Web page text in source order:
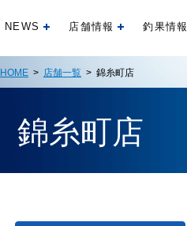
NEWS 開く店舗情報 開く釣果情報
HOME > 店舗一覧 > 錦糸町店
錦糸町店